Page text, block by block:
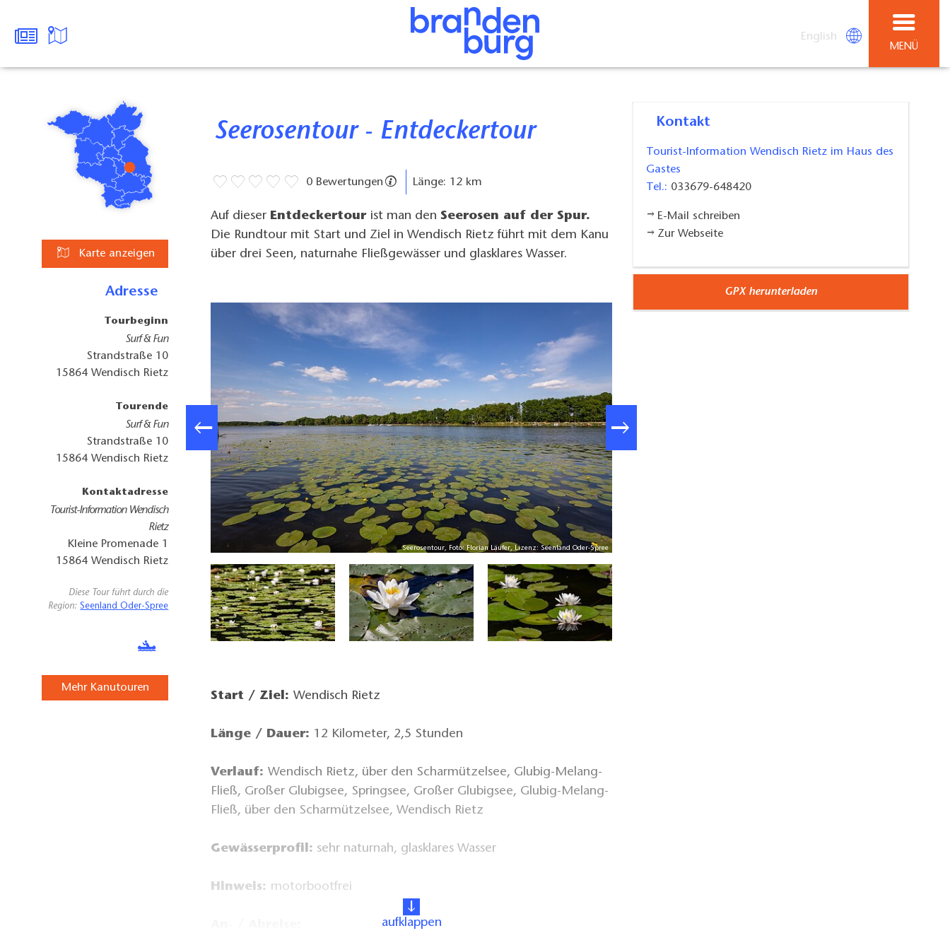
English
MENÜ
Karte anzeigen
Adresse
Tourbeginn
Surf & Fun
Strandstraße 10
15864 Wendisch Rietz
Tourende
Surf & Fun
Strandstraße 10
15864 Wendisch Rietz
Kontaktadresse
Tourist-Information Wendisch
Rietz
Kleine Promenade 1
15864 Wendisch Rietz
Diese Tour führt durch die
Region:Seenland Oder-Spree
Mehr Kanutouren
Seerosentour - Entdeckertour
0 Bewertungen Länge: 12 km
Auf dieser Entdeckertour ist man denSeerosen auf der Spur.
Die Rundtour mit Start und Ziel in Wendisch Rietz führt mit dem Kanu
über drei Seen, naturnahe Fließgewässer und glasklares Wasser.
Seerosentour auf dem Glubigsee, Foto: Seenland Oder-Spree Seerosentour, Foto: Florian Läufer, Lizenz: Seenland Oder-Spree
Start / Ziel:Wendisch Rietz
Länge / Dauer: 12 Kilometer, 2,5 Stunden
Verlauf:Wendisch Rietz, über den Scharmützelsee, Glubig-Melang-
Fließ, Großer Glubigsee, Springsee, Großer Glubigsee, Glubig-Melang-
Fließ, über den Scharmützelsee, Wendisch Rietz
Gewässerprofil: sehr naturnah, glasklares Wasser
Hinweis: motorbootfrei
aufklappen
Kontakt
Tourist-Information Wendisch Rietz im Haus des
Gastes
Tel.: 033679-648420
E-Mail schreiben
Zur Webseite
GPX herunterladen